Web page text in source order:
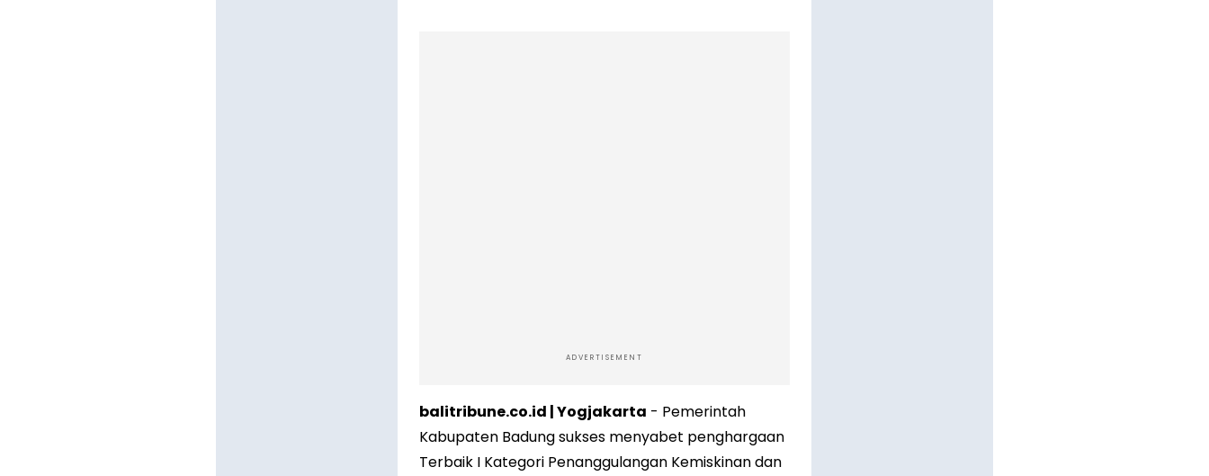
ADVERTISEMENT
balitribune.co.id | Yogjakarta - Pemerintah
Kabupaten Badung sukses menyabet penghargaan
Terbaik I Kategori Penanggulangan Kemiskinan dan